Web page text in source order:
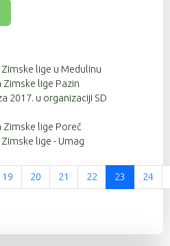
lige u Medulinu
Zimske lige Pazin
2017. u organizaciji SD
Zimske lige Poreč
lige - Umag
Stranica 23 od 37
19 20 21 22 23 24